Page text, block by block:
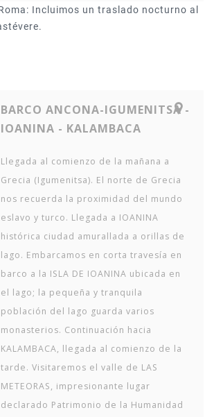
BARCO ANCONA-IGUMENITSA -
IOANINA - KALAMBACA
Llegada al comienzo de la mañana a
Grecia (Igumenitsa). El norte de Grecia
nos recuerda la proximidad del mundo
eslavo y turco. Llegada a IOANINA
histórica ciudad amurallada a orillas de
lago. Embarcamos en corta travesía en
barco a la ISLA DE IOANINA ubicada en
el lago; la pequeña y tranquila
población del lago guarda varios
monasterios. Continuación hacia
KALAMBACA, llegada al comienzo de la
tarde. Visitaremos el valle de LAS
METEORAS, impresionante lugar
declarado Patrimonio de la Humanidad